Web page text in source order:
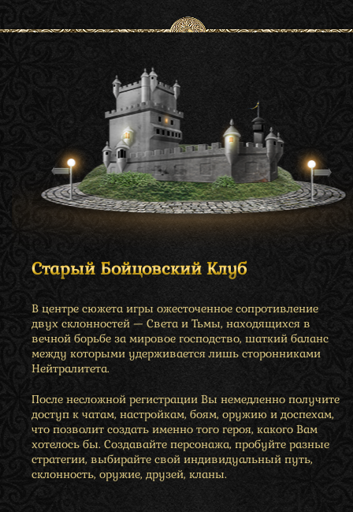
Старый Бойцовский Клуб
В центре сюжета игры ожесточенное сопротивление
двух склонностей — Света и Тьмы, находящихся в
вечной борьбе за мировое господство, шаткий баланс
между которыми удерживается лишь сторонниками
Нейтралитета.
После несложной регистрации Вы немедленно получите
доступ к чатам, настройкам, боям, оружию и доспехам,
что позволит создать именно того героя, какого Вам
хотелось бы. Создавайте персонажа, пробуйте разные
стратегии, выбирайте свой индивидуальный путь,
склонность, оружие, друзей, кланы.